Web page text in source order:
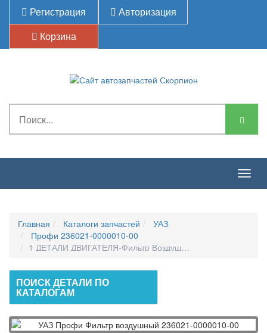
Регистрация
Авторизация
Корзина
Главная Каталоги запчастей
УАЗ
Профи 236021-0000010-00
1 ДЕТАЛИ ДВИГАТЕЛЯ-Фильтр Воздушный
ПОИСК ДЕТАЛИ ПО
КАТАЛОГАМ